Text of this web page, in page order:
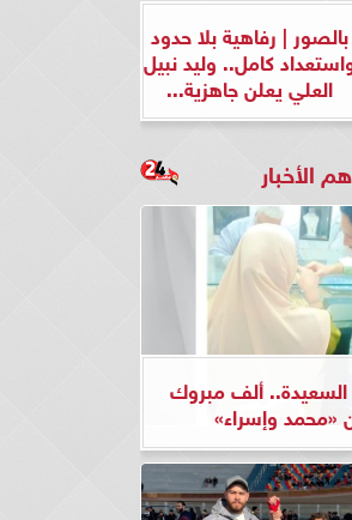
بالصور | رفاهية بلا حدود
كامل.. وليد نبيل
العلي يعلن جاهزية...
الأخبار
السعيدة.. ألف مبروك
«محمد وإسراء»